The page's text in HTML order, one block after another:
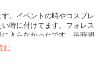
。イベントの時やコスプレ
時に付けてます。フォレス
入らなかったです。長時間
リスマスイベントにトナカイ
ました。イエベの日本人、
む